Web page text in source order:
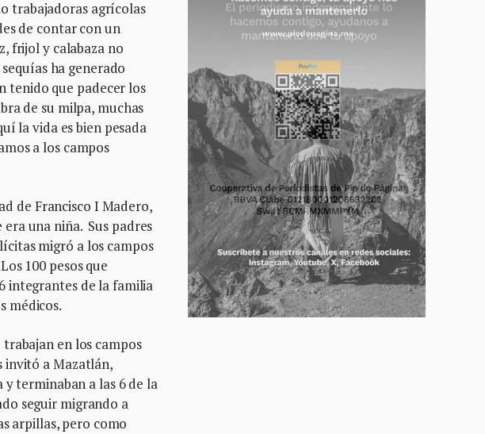
trabajadoras agrícolas
de contar con un
frijol y calabaza no
ha generado
tenido que padecer los
de su milpa, muchas
la vida es bien pesada
a los campos
de Francisco I Madero,
una niña. Sus padres
migró a los campos
100 pesos que
integrantes de la familia
médicos.
en los campos
invitó a Mazatlán,
terminaban a las 6 de la
seguir migrando a
arpillas, pero como